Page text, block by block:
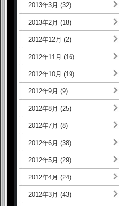
2013年3月 (32)
2013年2月 (18)
2012年12月 (2)
2012年11月 (16)
2012年10月 (19)
2012年9月 (9)
2012年8月 (25)
2012年7月 (8)
2012年6月 (38)
2012年5月 (29)
2012年4月 (24)
2012年3月 (43)